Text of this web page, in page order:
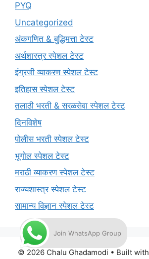
PYQ
Uncategorized
अंकगणित & बुद्धिमत्ता टेस्ट
अर्थशास्त्र स्पेशल टेस्ट
इंग्रजी व्याकरण स्पेशल टेस्ट
इतिहास स्पेशल टेस्ट
तलाठी भरती & सरळसेवा स्पेशल टेस्ट
दिनविशेष
पोलीस भरती स्पेशल टेस्ट
भूगोल स्पेशल टेस्ट
मराठी व्याकरण स्पेशल टेस्ट
राज्यशास्त्र स्पेशल टेस्ट
सामान्य विज्ञान स्पेशल टेस्ट
© 2026 Chalu Ghadamodi • Built with
Join WhatsApp Group